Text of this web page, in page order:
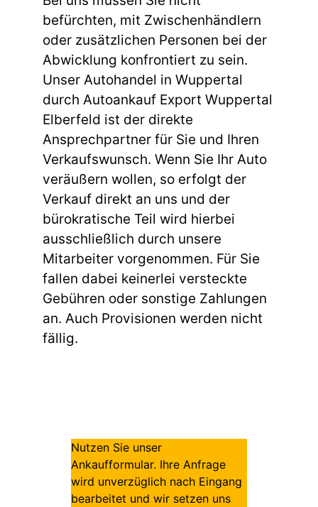
befürchten, mit Zwischenhändlern
oder zusätzlichen Personen bei der
Abwicklung konfrontiert zu sein.
Unser Autohandel in Wuppertal
durch Autoankauf Export Wuppertal
Elberfeld ist der direkte
Ansprechpartner für Sie und Ihren
Verkaufswunsch. Wenn Sie Ihr Auto
veräußern wollen, so erfolgt der
Verkauf direkt an uns und der
bürokratische Teil wird hierbei
ausschließlich durch unsere
Mitarbeiter vorgenommen. Für Sie
fallen dabei keinerlei versteckte
Gebühren oder sonstige Zahlungen
an. Auch Provisionen werden nicht
fällig.
Nutzen Sie unser
Ankaufformular. Ihre Anfrage
wird unverzüglich nach Eingang
bearbeitet und wir setzen uns